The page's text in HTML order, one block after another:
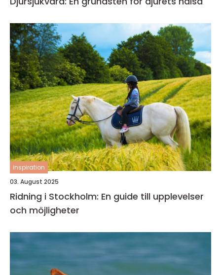
inspiration
03. August 2025
Ridning i Stockholm: En guide till upplevelser
och möjligheter